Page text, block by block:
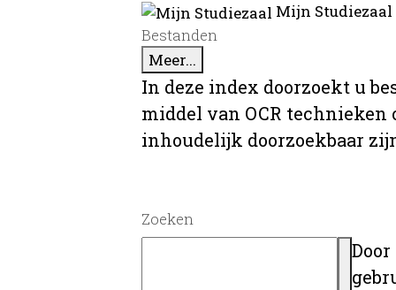
Mijn
Bestanden
Meer...
In deze index doorzoekt u
middel van OCR
inhoudelijk doorzoekbaar
Zoeken